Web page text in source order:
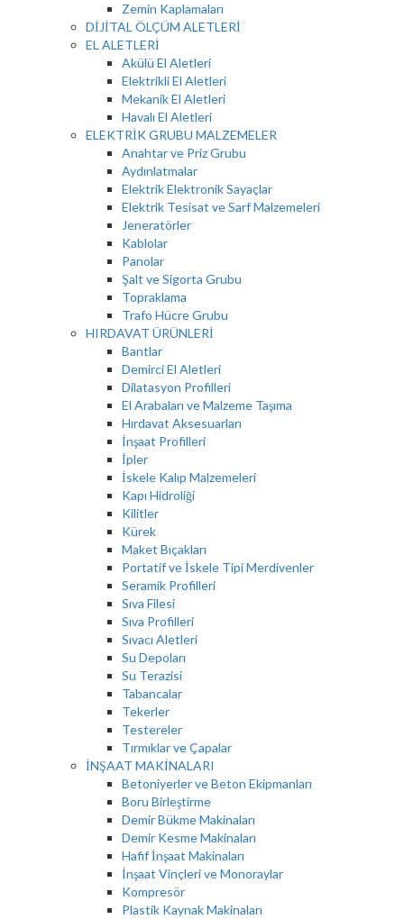
Zemin Kaplamaları
DİJİTAL ÖLÇÜM ALETLERİ
EL ALETLERİ
Akülü El Aletleri
Elektrikli El Aletleri
Mekanik El Aletleri
Havalı El Aletleri
ELEKTRİK GRUBU MALZEMELER
Anahtar ve Priz Grubu
Aydınlatmalar
Elektrik Elektronik Sayaçlar
Elektrik Tesisat ve Sarf Malzemeleri
Jeneratörler
Kablolar
Panolar
Şalt ve Sigorta Grubu
Topraklama
Trafo Hücre Grubu
HIRDAVAT ÜRÜNLERİ
Bantlar
Demirci El Aletleri
Dilatasyon Profilleri
El Arabaları ve Malzeme Taşıma
Hırdavat Aksesuarları
İnşaat Profilleri
İpler
İskele Kalıp Malzemeleri
Kapı Hidroliği
Kilitler
Kürek
Maket Bıçakları
Portatif ve İskele Tipi Merdivenler
Seramik Profilleri
Sıva Filesi
Sıva Profilleri
Sıvacı Aletleri
Su Depoları
Su Terazisi
Tabancalar
Tekerler
Testereler
Tırmıklar ve Çapalar
İNŞAAT MAKİNALARI
Betoniyerler ve Beton Ekipmanları
Boru Birleştirme
Demir Bükme Makinaları
Demir Kesme Makinaları
Hafif İnşaat Makinaları
İnşaat Vinçleri ve Monoraylar
Kompresör
Plastik Kaynak Makinaları